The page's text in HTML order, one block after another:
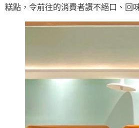
糕點，令前往的消費者讚不絕口、回